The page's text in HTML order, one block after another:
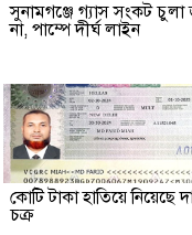
সুনামগঞ্জে গ্যাস সংকট চুলা
না, পাম্পে দীর্ঘ লাইন
কোটি টাকা হাতিয়ে নিয়েছে
চক্র